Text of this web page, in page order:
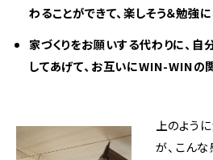
わることができて、楽しそう＆勉強に
家づくりをお願いする代わりに、
してあげて、お互いにWIN-WINの
上のよう
が、こん